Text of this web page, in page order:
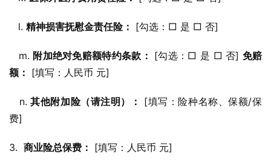
   l.
精神损害抚慰金责任险： [勾选：□ 是 □ 否]
   m.
附加绝对免赔额特约条款： [勾选：□ 是 □ 否] 免赔
额： [填写：人民币 元]
   n.
其他附加险（请注明）：
[填写：险种名称、保额/保
费]
3. 商业险总保费： [填写：人民币 元]